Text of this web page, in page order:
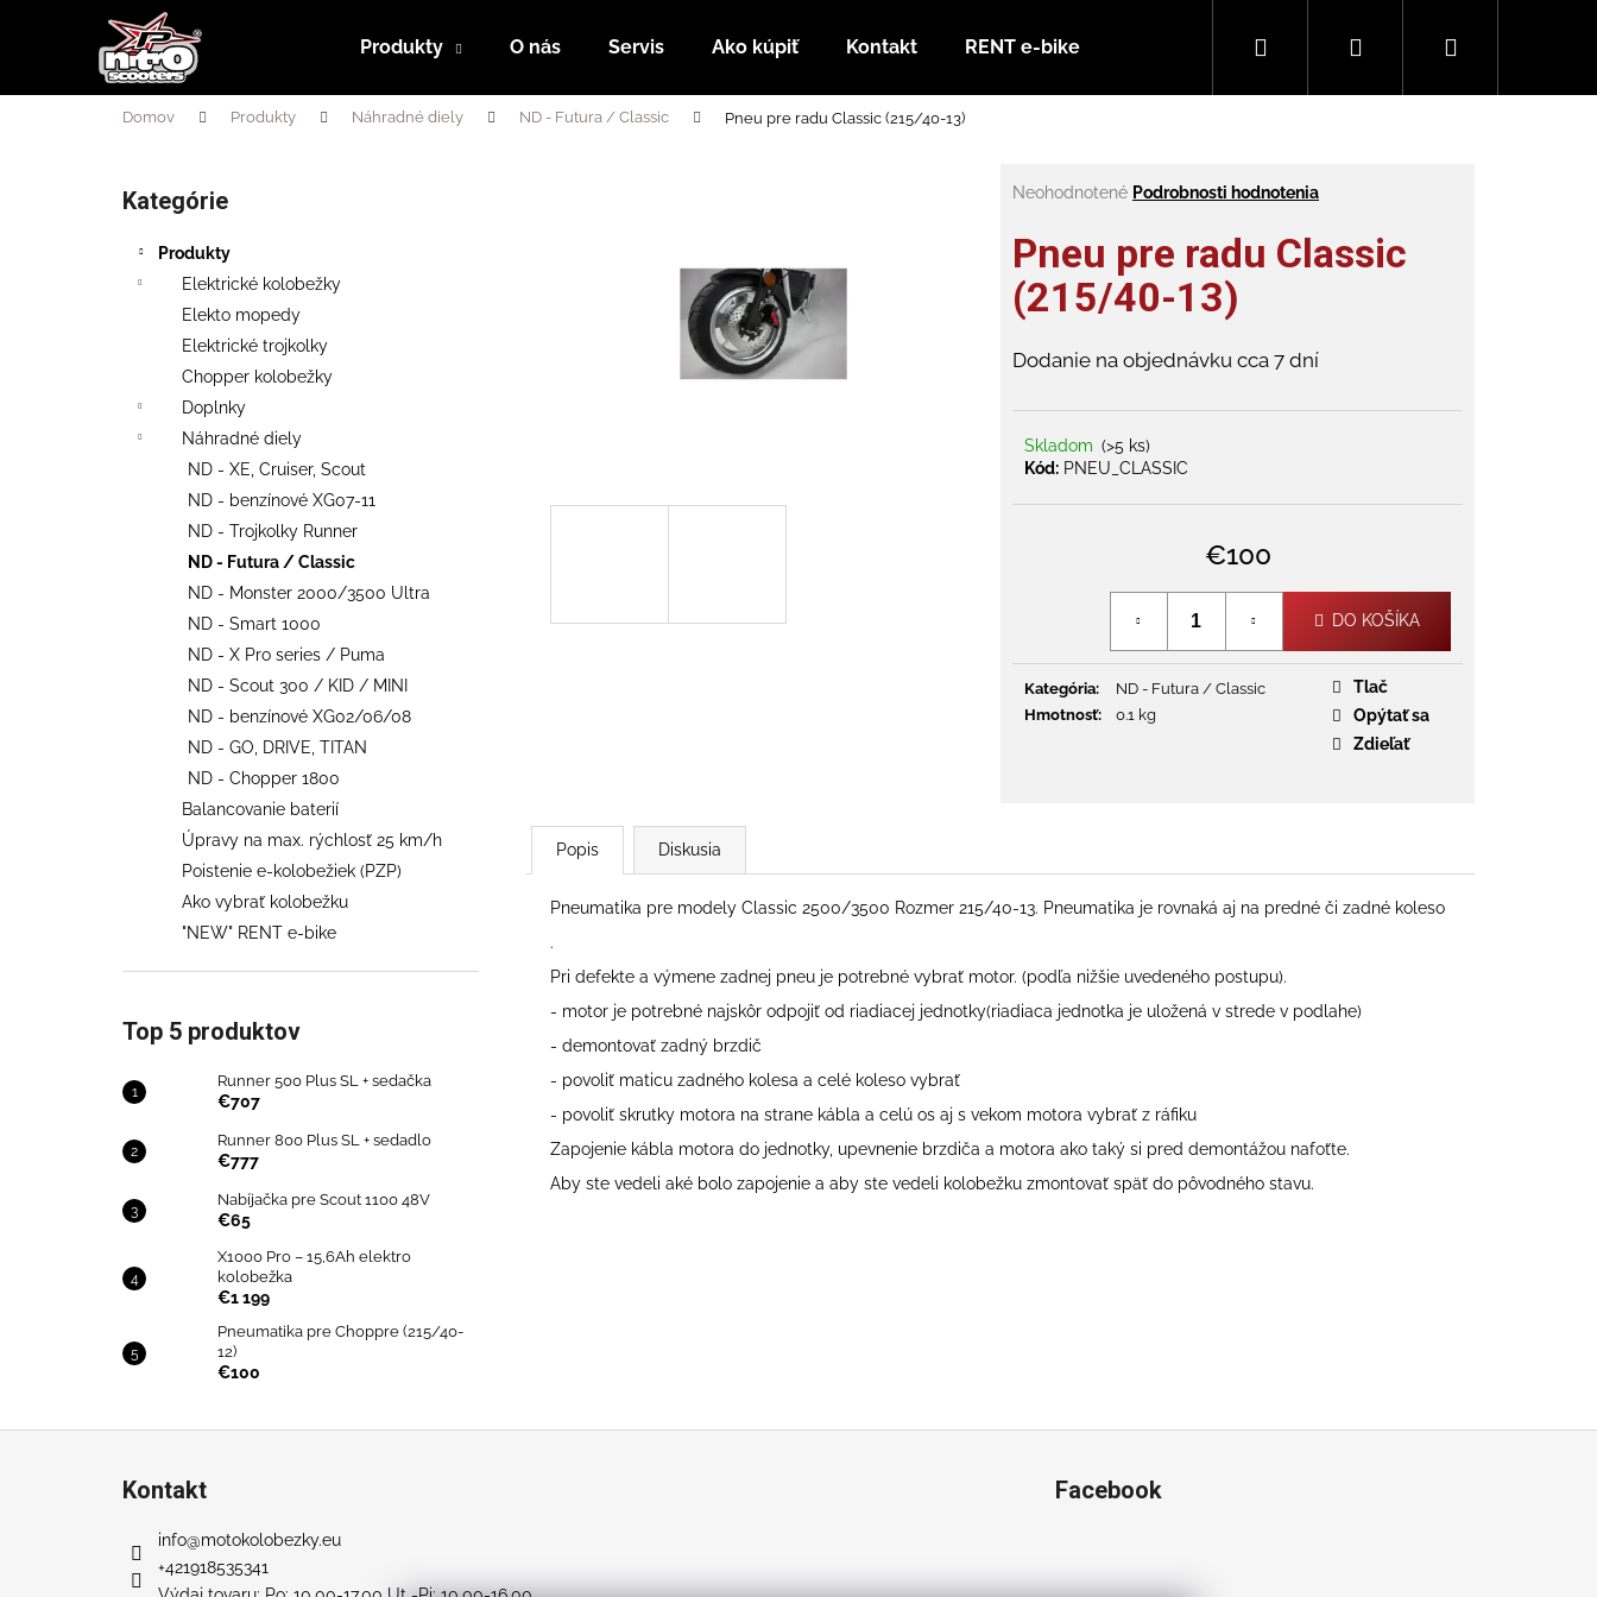
Produkty O nás Servis Ako kúpiť Kontakt RENT e-bike Ako vybrať e-kolobežku Vaše otázky (FAQ)
Hľadať PrihlásenieNákupný
Domov Produkty Náhradné diely ND - Futura / Classic Pneu pre radu Classic (215/40-13)
Preskočiť
kategórie
Kategórie
Produkty
Elektrické kolobežky
Elekto mopedy
Elektrické trojkolky
Chopper kolobežky
Doplnky
Náhradné diely
ND - XE, Cruiser, Scout
ND - benzínové XG07-11
ND - Trojkolky Runner
ND - Futura / Classic
ND - Monster 2000/3500 Ultra
ND - Smart 1000
ND - X Pro series / Puma
ND - Scout 300 / KID / MINI
ND - benzínové XG02/06/08
ND - GO, DRIVE, TITAN
ND - Chopper 1800
Balancovanie baterií
Úpravy na max. rýchlosť 25 km/h
Poistenie e-kolobežiek (PZP)
Ako vybrať kolobežku
"NEW" RENT e-bike
Top 5 produktov
Runner 500 Plus SL + sedačka
€707
Runner 800 Plus SL + sedadlo
€777
Nabíjačka pre Scout 1100 48V
€65
X1000 Pro – 15,6Ah elektro
kolobežka
€1 199
Pneumatika pre Choppre (215/40-
12)
€100
Priemerné
produktu
je
0,0
z
hviezdičiek.
Neohodnotené Podrobnosti hodnotenia
Pneu pre radu Classic
(215/40-13)
Dodanie na objednávku cca 7 dní
Skladom (>5 ks)
Kód: PNEU_CLASSIC
€100
cena:
DO KOŠÍKA
Kategória:
ND - Futura / Classic
Hmotnosť: 0.1 kg
Tlač
Opýtať sa
Zdieľať
Popis Diskusia
Pneumatika pre modely Classic 2500/3500 Rozmer 215/40-13. Pneumatika je rovnaká aj na predné či zadné koleso
.
Pri defekte a výmene zadnej pneu je potrebné vybrať motor. (podľa nižšie uvedeného postupu).
- motor je potrebné najskôr odpojiť od riadiacej jednotky(riadiaca jednotka je uložená v strede v podlahe)
- demontovať zadný brzdič
- povoliť maticu zadného kolesa a celé koleso vybrať
- povoliť skrutky motora na strane kábla a celú os aj s vekom motora vybrať z ráfiku
Zapojenie kábla motora do jednotky, upevnenie brzdiča a motora ako taký si pred demontážou nafoťte.
Aby ste vedeli aké bolo zapojenie a aby ste vedeli kolobežku zmontovať späť do pôvodného stavu.
Späť
do
Späť
do
Čo potrebujete nájsť?
Odporúčame
RUNNER 500 PLUS SL + SEDAČKA
€707
Pôvodne: €858
Kontakt
info@motokolobezky.eu
+421918535341
Facebook